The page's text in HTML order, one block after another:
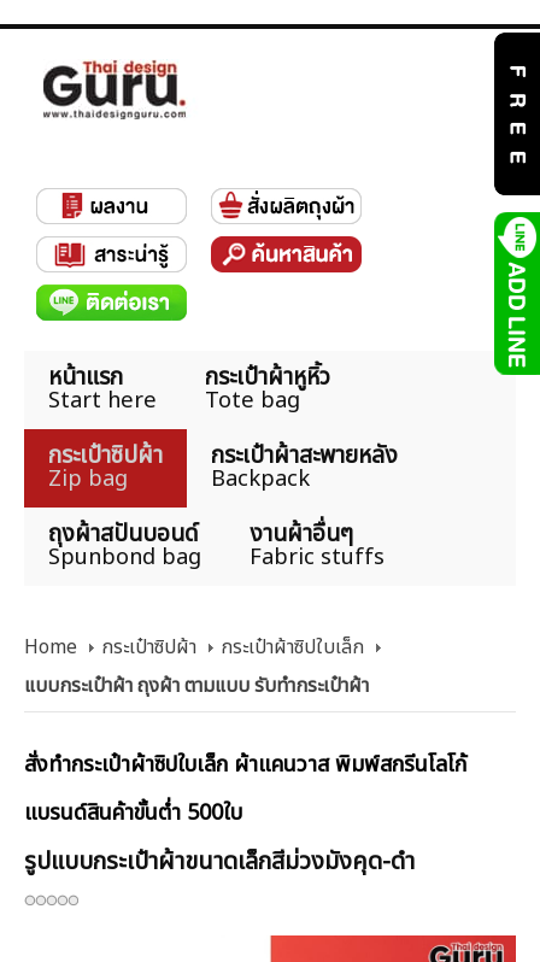
หน้าแรก
Start here
กระเป๋าผ้าหูหิ้ว
Tote bag
กระเป๋าซิปผ้า
Zip bag
กระเป๋าผ้าสะพายหลัง
Backpack
ถุงผ้าสปันบอนด์
Spunbond bag
งานผ้าอื่นๆ
Fabric stuffs
Home กระเป๋าซิปผ้า
กระเป๋าผ้าซิปใบเล็ก
แบบกระเป๋าผ้า ถุงผ้า ตามแบบ รับทำกระเป๋าผ้า
สั่งทำกระเป๋าผ้าซิปใบเล็ก ผ้าแคนวาส พิมพ์สกรีนโลโก้
แบรนด์สินค้าขั้นต่ำ 500ใบ
รูปแบบกระเป๋าผ้าขนาดเล็กสีม่วงมังคุด-ดำ